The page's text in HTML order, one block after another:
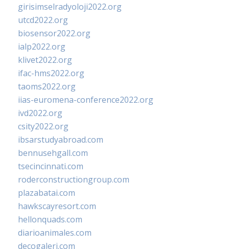
girisimselradyoloji2022.org
utcd2022.org
biosensor2022.org
ialp2022.org
klivet2022.org
ifac-hms2022.org
taoms2022.org
iias-euromena-conference2022.org
ivd2022.org
csity2022.org
ibsarstudyabroad.com
bennusehgall.com
tsecincinnati.com
roderconstructiongroup.com
plazabatai.com
hawkscayresort.com
hellonquads.com
diarioanimales.com
decogaleri.com